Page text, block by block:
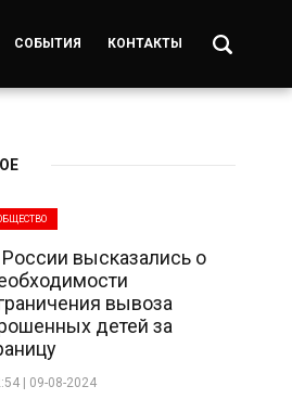
СОБЫТИЯ КОНТАКТЫ
высказались о
вывоза
детей за
| 09-08-2024